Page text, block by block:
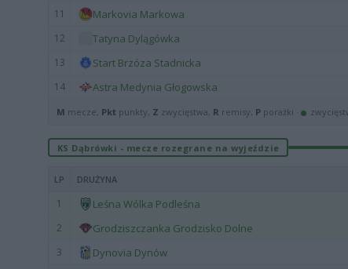
11 Markovia Markowa
12 Tatyna Dylągówka
13 Start Brzóza Stadnicka
14 Astra Medynia Głogowska
M mecze, Pkt punkty, Z zwycięstwa, R remisy, P porażki ·
KS Dąbrówki - mecze rozegrane na wyjeździe
LP DRUŻYNA
1 Leśna Wólka Podleśna
2 Grodziszczanka Grodzisko Dolne
3 Dynovia Dynów